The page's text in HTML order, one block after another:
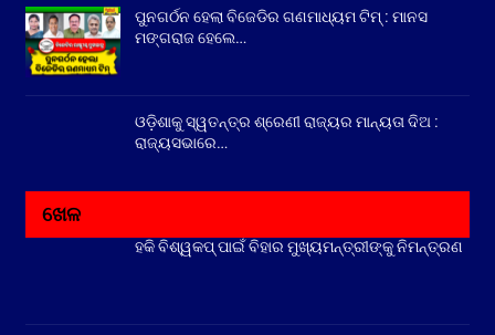
ପୁନଗର୍ଠନ ହେଲା ବିଜେଡିର ଗଣମାଧ୍ୟମ ଟିମ୍ : ମାନସ
ମଙ୍ଗରାଜ ହେଲେ…
ଓଡ଼ିଶାକୁ ସ୍ୱତନ୍ତ୍ର ଶ୍ରେଣୀ ରାଜ୍ୟର ମାନ୍ୟତା ଦିଅ :
ରାଜ୍ୟସଭାରେ…
ଖେଳ
ହକି ବିଶ୍ୱକପ୍ ପାଇଁ ବିହାର ମୁଖ୍ୟମନ୍ତ୍ରୀଙ୍କୁ ନିମନ୍ତ୍ରଣ